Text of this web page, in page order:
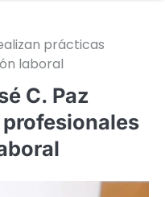
prácticas
laboral
C. Paz